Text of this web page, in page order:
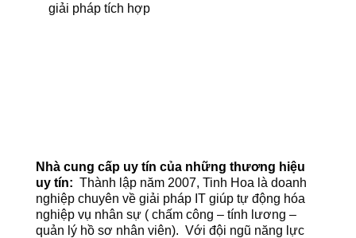
giải pháp tích hợp
Nhà cung cấp uy tín của những thương hiệu
uy tín: Thành lập năm 2007, Tinh Hoa là doanh
nghiệp chuyên về giải pháp IT giúp tự động hóa
nghiệp vụ nhân sự ( chấm công – tính lương –
quản lý hồ sơ nhân viên). Với đội ngũ năng lực